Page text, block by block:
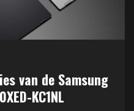
van de Samsung
KC1NL